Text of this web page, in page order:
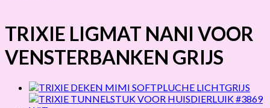
TRIXIE LIGMAT NANI VOOR
VENSTERBANKEN GRIJS